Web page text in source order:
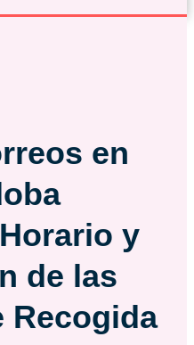
en
y
de las
Recogida